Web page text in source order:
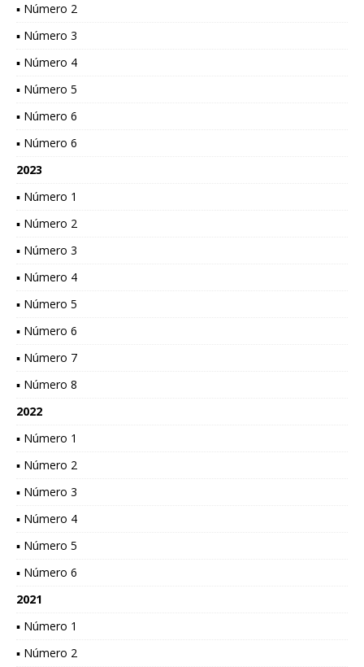
▪ Número 2
▪ Número 3
▪ Número 4
▪ Número 5
▪ Número 6
▪ Número 6
2023
▪ Número 1
▪ Número 2
▪ Número 3
▪ Número 4
▪ Número 5
▪ Número 6
▪ Número 7
▪ Número 8
2022
▪ Número 1
▪ Número 2
▪ Número 3
▪ Número 4
▪ Número 5
▪ Número 6
2021
▪ Número 1
▪ Número 2